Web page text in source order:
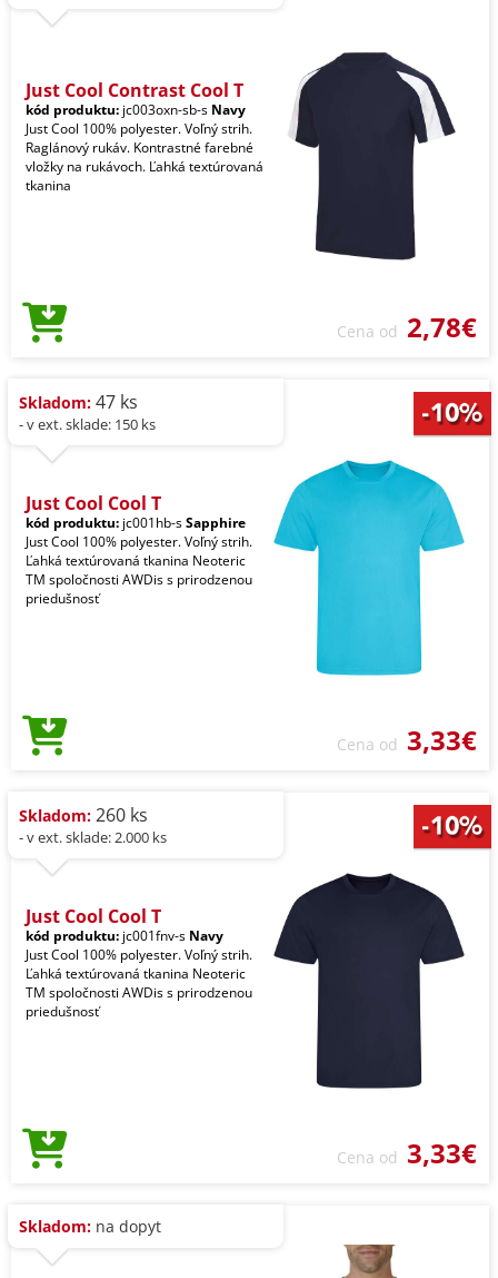
Just Cool Contrast Cool T
kód produktu: jc003oxn-sb-s Navy
Just Cool 100% polyester. Voľný strih.
Raglánový rukáv. Kontrastné farebné
vložky na rukávoch. Ľahká textúrovaná
tkanina
Cena od 2,78€
Skladom: 47 ks
- v ext. sklade: 150 ks
Just Cool Cool T
kód produktu: jc001hb-sSapphire
Just Cool 100% polyester. Voľný strih.
Ľahká textúrovaná tkanina Neoteric
TM spoločnosti AWDis s prirodzenou
priedušnosť
Cena od 3,33€
Skladom: 260 ks
- v ext. sklade: 2.000 ks
Just Cool Cool T
kód produktu: jc001fnv-s Navy
Just Cool 100% polyester. Voľný strih.
Ľahká textúrovaná tkanina Neoteric
TM spoločnosti AWDis s prirodzenou
priedušnosť
Cena od 3,33€
Skladom: na dopyt